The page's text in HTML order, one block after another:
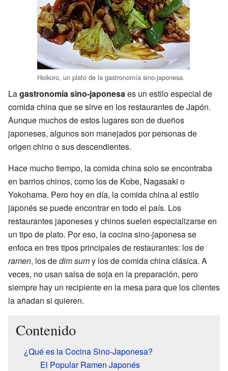
Hoikoro, un plato de la gastronomía sino-japonesa.
Lagastronomía sino-japonesa es un estilo especial de
comida china que se sirve en los restaurantes de Japón.
Aunque muchos de estos lugares son de dueños
japoneses, algunos son manejados por personas de
origen chino o sus descendientes.
Hace mucho tiempo, la comida china solo se encontraba
en barrios chinos, como los de Kobe, Nagasaki o
Yokohama. Pero hoy en día, la comida china al estilo
japonés se puede encontrar en todo el país. Los
restaurantes japoneses y chinos suelen especializarse en
un tipo de plato. Por eso, la cocina sino-japonesa se
enfoca en tres tipos principales de restaurantes: los de
ramen, los dedim sumy los de comida china clásica. A
veces, no usan salsa de soja en la preparación, pero
siempre hay un recipiente en la mesa para que los clientes
la añadan si quieren.
Contenido
¿Qué es la Cocina Sino-Japonesa?
El Popular Ramen Japonés